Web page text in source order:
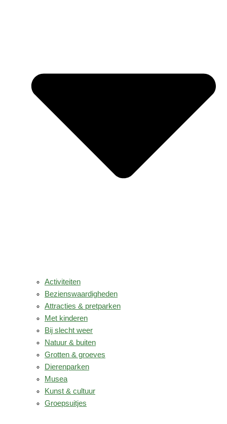
Activiteiten
Bezienswaardigheden
Attracties & pretparken
Met kinderen
Bij slecht weer
Natuur & buiten
Grotten & groeves
Dierenparken
Musea
Kunst & cultuur
Groepsuitjes